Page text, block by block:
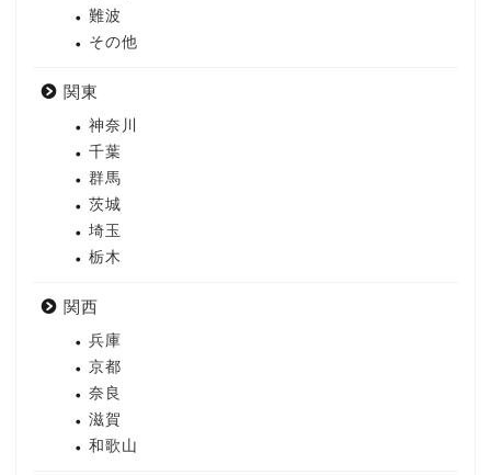
難波
その他
関東
神奈川
千葉
群馬
茨城
埼玉
栃木
関西
兵庫
京都
奈良
滋賀
和歌山